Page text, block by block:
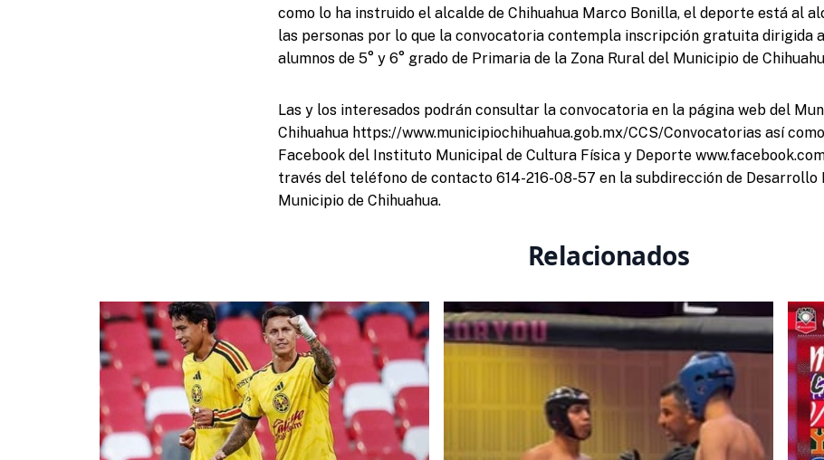
como lo ha instruido el alcalde de Chihuahua Marco Bonilla, el deporte está al
las personas por lo que la convocatoria contempla inscripción gratuita dirigida
alumnos de 5° y 6° grado de Primaria de la Zona Rural del Municipio de
Las y los interesados podrán consultar la convocatoria en la página web del
Chihuahua https://www.municipiochihuahua.gob.mx/CCS/Convocatorias así
Facebook del Instituto Municipal de Cultura Física y Deporte
través del teléfono de contacto 614-216-08-57 en la subdirección de Desarrollo
Municipio de Chihuahua.
Relacionados